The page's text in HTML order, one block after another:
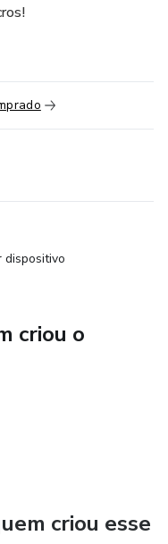
dispositivo
criou o
criou esse